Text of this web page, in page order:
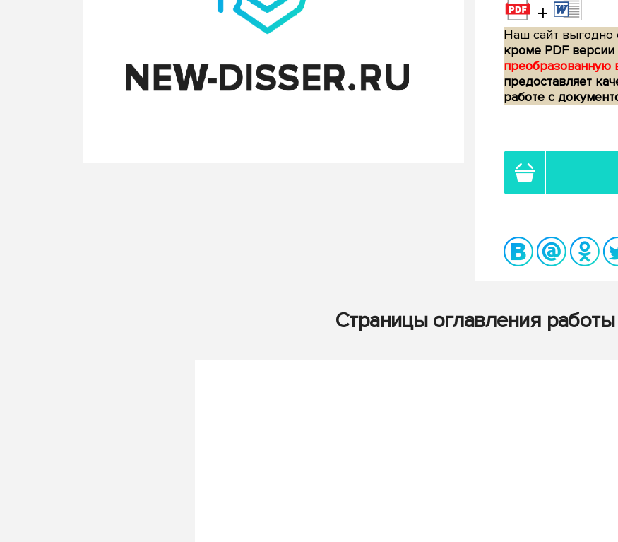
+
Наш сайт выгодно
кроме PDF версии
преобразованную
предоставляет
работе с
Страницы оглавления работы